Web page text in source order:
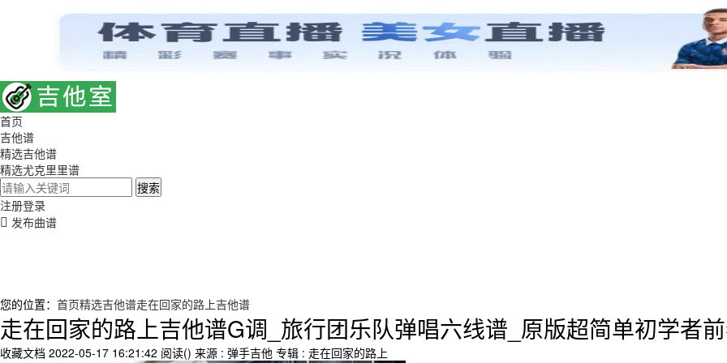
首页
吉他谱
精选吉他谱
精选尤克里里谱
搜索
注册登录
发布曲谱
您的位置： 首页精选吉他谱走在回家的路上吉他谱
走在回家的路上吉他谱G调_旅行团乐队弹唱六线谱_原版超简单初学者
收藏文档 2022-05-17 16:21:42 阅读() 来源 : 弹手吉他 专辑 : 走在回家的路上